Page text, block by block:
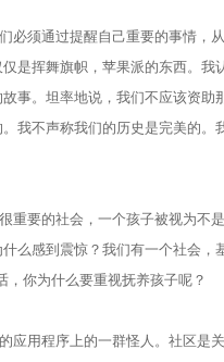
必须通过提醒自己重要的事情，
是挥舞旗帜， 苹果派的东西。我
事。坦率地说， 我们不应该资助
我不声称我们的历史是完美的。
重要的社会，一个孩子被视为不
么感到震惊？ 我们有一个社会，
，你为什么要重视抚养孩子呢？
应用程序上的一群怪人。社区是